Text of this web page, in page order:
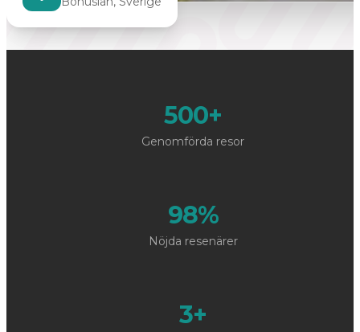
500+
Genomförda resor
98%
Nöjda resenärer
3+